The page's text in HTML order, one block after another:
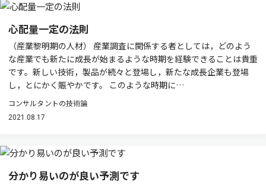
心配量一定の法則
（産業黎明期の人材） 産業調査に関係する者としては，どのよう
な産業でも新たに成長が始まるような時期を経験できることは貴重
です。新しい技術，製品が続々と登場し，新たな成長企業も登場
し，とにかく賑やかです。 このような時期に…
コンサルタントの技術論
2021.08.17
分かり易いのが良い予測です